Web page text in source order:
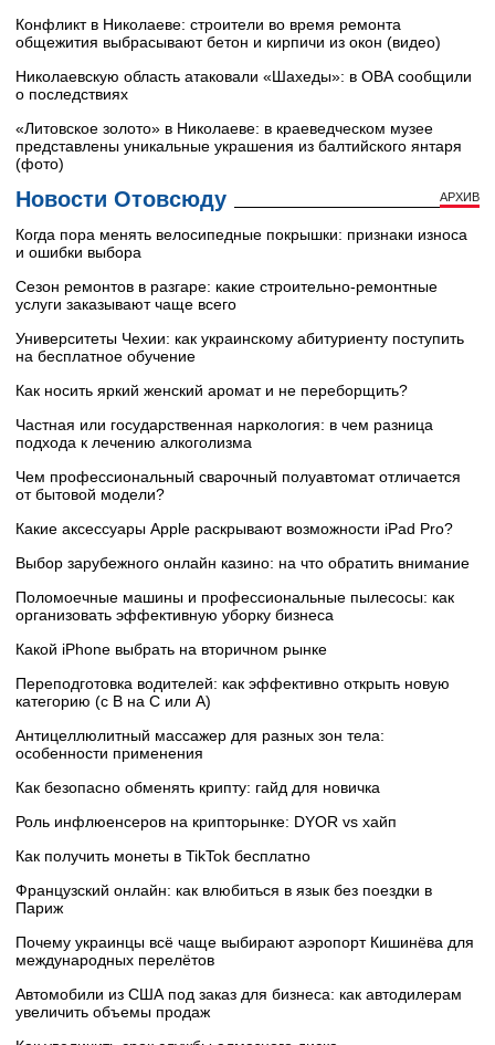
Конфликт в Николаеве: строители во время ремонта
общежития выбрасывают бетон и кирпичи из окон (видео)
Николаевскую область атаковали «Шахеды»: в ОВА сообщили
о последствиях
«Литовское золото» в Николаеве: в краеведческом музее
представлены уникальные украшения из балтийского янтаря
(фото)
Новости Отовсюду АРХИВ
Когда пора менять велосипедные покрышки: признаки износа
и ошибки выбора
Сезон ремонтов в разгаре: какие строительно-ремонтные
услуги заказывают чаще всего
Университеты Чехии: как украинскому абитуриенту поступить
на бесплатное обучение
Как носить яркий женский аромат и не переборщить?
Частная или государственная наркология: в чем разница
подхода к лечению алкоголизма
Чем профессиональный сварочный полуавтомат отличается
от бытовой модели?
Какие аксессуары Apple раскрывают возможности iPad Pro?
Выбор зарубежного онлайн казино: на что обратить внимание
Поломоечные машины и профессиональные пылесосы: как
организовать эффективную уборку бизнеса
Какой iPhone выбрать на вторичном рынке
Переподготовка водителей: как эффективно открыть новую
категорию (с B на C или А)
Антицеллюлитный массажер для разных зон тела:
особенности применения
Как безопасно обменять крипту: гайд для новичка
Роль инфлюенсеров на крипторынке: DYOR vs хайп
Как получить монеты в TikTok бесплатно
Французский онлайн: как влюбиться в язык без поездки в
Париж
Почему украинцы всё чаще выбирают аэропорт Кишинёва для
международных перелётов
Автомобили из США под заказ для бизнеса: как автодилерам
увеличить объемы продаж